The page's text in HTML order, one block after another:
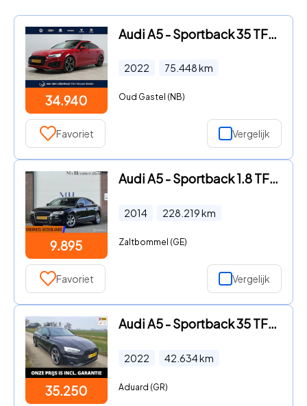
34.940
Audi A5 - Sportback 35 TFSI S edition Competition Panoramadak, B&O, Ma
2022 75.448km
Oud Gastel (NB)
Favoriet Vergelijk
9.895
Audi A5 - Sportback 1.8 TFSI S-Line Stoelverwarming Climate Cruise
2014 228.219km
Zaltbommel (GE)
Favoriet Vergelijk
35.250
Audi A5 - Sportback 35 TFSI S line 42.634km camera electr achterklep 2
2022 42.634km
Aduard (GR)